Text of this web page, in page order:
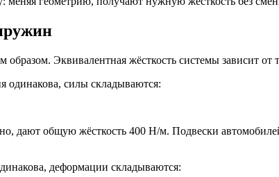
Эквивалентная жёсткость системы зависит от
одинакова, силы складываются:
дают общую жёсткость 400 Н/м. Подвески
деформации складываются: